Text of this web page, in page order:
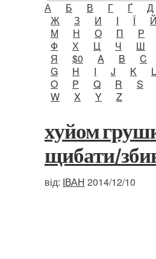
А Б В Г Ґ Д
Ж
З И І Ї Й
М
Н О П Р
Ф
Х Ц Ч Ш
Я
$0 A B C
G
H I J K L
O
P Q R S
W
X Y Z
хуйом
щибати/
від: ІВАН 2014/12/10